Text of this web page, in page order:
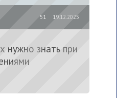
19.12.2025
51
нужно знать при